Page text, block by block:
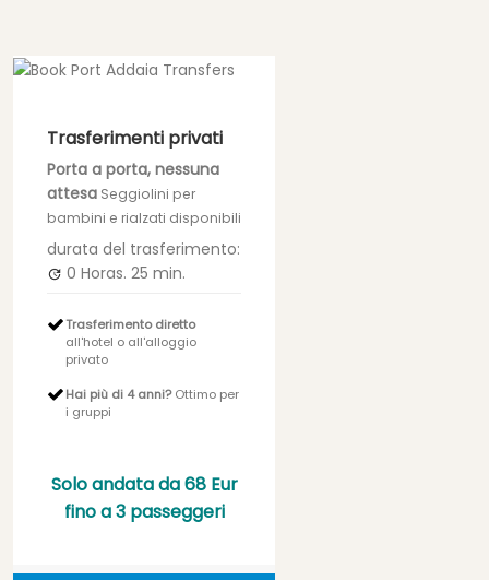
Trasferimenti privati
Porta a porta, nessuna
attesa Seggiolini per
bambini e rialzati disponibili
durata del trasferimento:
0 Horas. 25 min.
Trasferimento diretto
all'hotel o all'alloggio
privato
Hai più di 4 anni?Ottimo per
i gruppi
Solo andata da68 Eur
fino a 3 passeggeri